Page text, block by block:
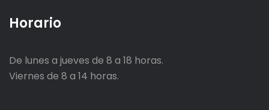
Horario
De lunes a jueves de 8 a 18 horas.
Viernes de 8 a 14 horas.